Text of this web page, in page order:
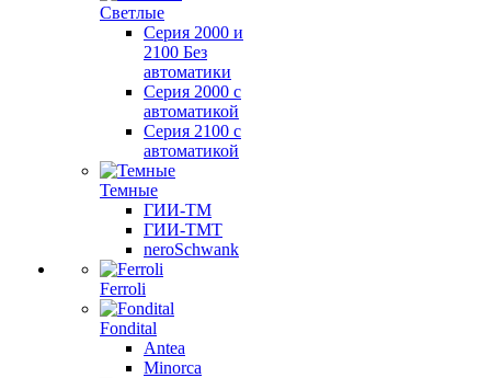
Светлые
Серия 2000 и
2100 Без
автоматики
Серия 2000 с
автоматикой
Серия 2100 с
автоматикой
Темные
ГИИ-ТМ
ГИИ-ТМТ
neroSchwank
Ferroli
Fondital
Antea
Minorca